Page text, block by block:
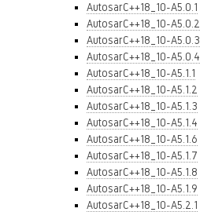
AutosarC++18_10-A5.0.1
AutosarC++18_10-A5.0.2
AutosarC++18_10-A5.0.3
AutosarC++18_10-A5.0.4
AutosarC++18_10-A5.1.1
AutosarC++18_10-A5.1.2
AutosarC++18_10-A5.1.3
AutosarC++18_10-A5.1.4
AutosarC++18_10-A5.1.6
AutosarC++18_10-A5.1.7
AutosarC++18_10-A5.1.8
AutosarC++18_10-A5.1.9
AutosarC++18_10-A5.2.1